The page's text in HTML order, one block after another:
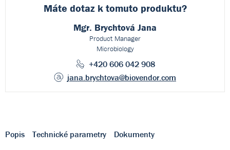
Máte dotaz k tomuto produktu?
Mgr. Brychtová Jana
Product Manager
Microbiology
+420 606 042 908
jana.brychtova@biovendor.com
Popis Technické parametry Dokumenty